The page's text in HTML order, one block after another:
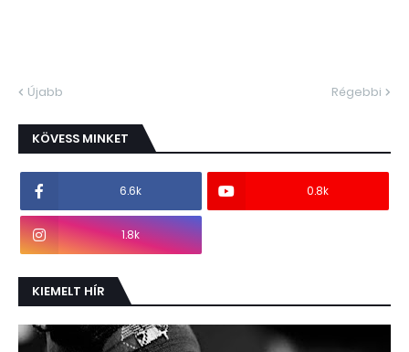
Újabb Régebbi
KÖVESS MINKET
6.6k 0.8k
1.8k
KIEMELT HÍR